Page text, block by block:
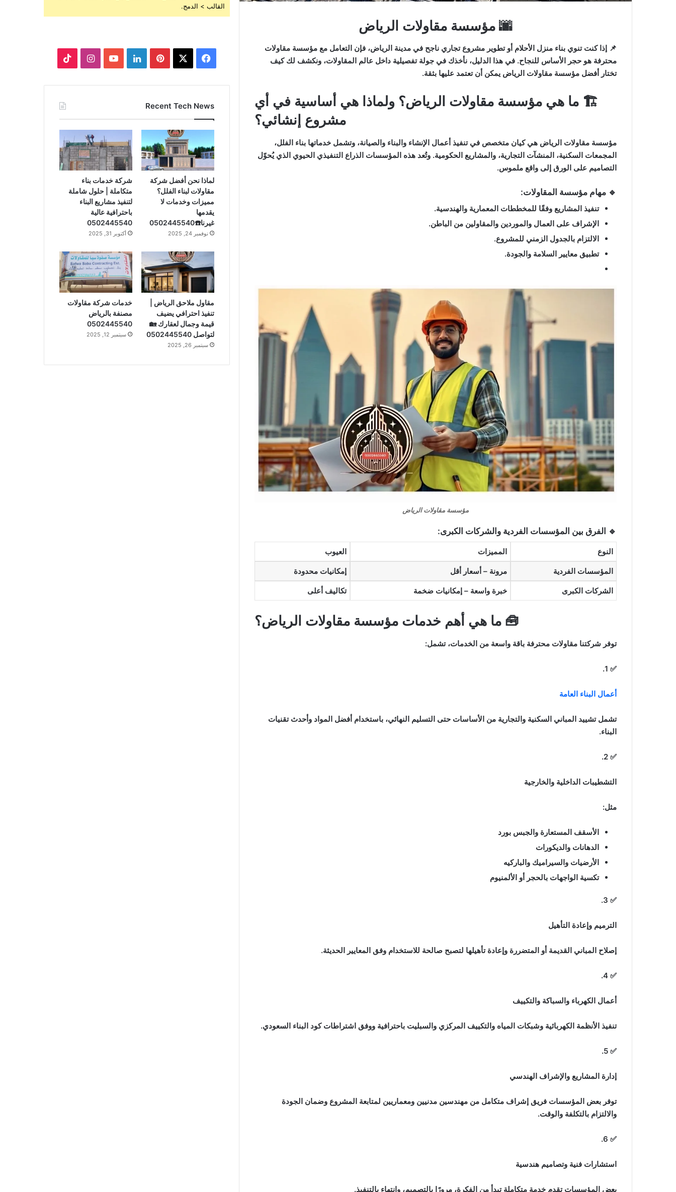
🌆 مؤسسة مقاولات الرياض
📌 إذا كنت تنوي بناء منزل الأحلام أو تطوير مشروع تجاري ناجح في مدينة الرياض، فإن التعامل مع مؤسسة مقاولات
محترفة هو حجر الأساس للنجاح. في هذا الدليل، نأخذك في جولة تفصيلية داخل عالم المقاولات، ونكشف لك كيف
تختار أفضل مؤسسة مقاولات الرياض يمكن أن تعتمد عليها بثقة.
🏗️ ما هي مؤسسة مقاولات الرياض؟ ولماذا هي أساسية في أي
مشروع إنشائي؟
مؤسسة مقاولات الرياض هي كيان متخصص في تنفيذ أعمال الإنشاء والبناء والصيانة، وتشمل خدماتها بناء الفلل،
المجمعات السكنية، المنشآت التجارية، والمشاريع الحكومية. وتُعد هذه المؤسسات الذراع التنفيذي الحيوي الذي يُحوّل
التصاميم على الورق إلى واقع ملموس.
🔹 مهام مؤسسة المقاولات:
تنفيذ المشاريع وفقًا للمخططات المعمارية والهندسية.
الإشراف على العمال والموردين والمقاولين من الباطن.
الالتزام بالجدول الزمني للمشروع.
تطبيق معايير السلامة والجودة.
مؤسسة مقاولات الرياض
🔹 الفرق بين المؤسسات الفردية والشركات الكبرى:
النوع المميزات العيوب
المؤسسات الفردية مرونة – أسعار أقل إمكانيات محدودة
الشركات الكبرى خبرة واسعة – إمكانيات ضخمة تكاليف أعلى
🧰 ما هي أهم خدمات مؤسسة مقاولات الرياض؟
توفر شركتنا مقاولات محترفة باقة واسعة من الخدمات، تشمل:
✅ 1.
أعمال البناء العامة
تشمل تشييد المباني السكنية والتجارية من الأساسات حتى التسليم النهائي، باستخدام أفضل المواد وأحدث تقنيات
البناء.
✅ 2.
التشطيبات الداخلية والخارجية
مثل:
الأسقف المستعارة والجبس بورد
الدهانات والديكورات
الأرضيات والسيراميك والباركيه
تكسية الواجهات بالحجر أو الألمنيوم
✅ 3.
الترميم وإعادة التأهيل
إصلاح المباني القديمة أو المتضررة وإعادة تأهيلها لتصبح صالحة للاستخدام وفق المعايير الحديثة.
✅ 4.
أعمال الكهرباء والسباكة والتكييف
تنفيذ الأنظمة الكهربائية وشبكات المياه والتكييف المركزي والسبليت باحترافية ووفق اشتراطات كود البناء السعودي.
✅ 5.
إدارة المشاريع والإشراف الهندسي
توفر بعض المؤسسات فريق إشراف متكامل من مهندسين مدنيين ومعماريين لمتابعة المشروع وضمان الجودة
والالتزام بالتكلفة والوقت.
✅ 6.
استشارات فنية وتصاميم هندسية
بعض المؤسسات تقدم خدمة متكاملة تبدأ من الفكرة، مرورًا بالتصميم، وانتهاء بالتنفيذ.
القالب > الدمج.
ب
ك
ت
ي
ر
ي
ت
ك
د
إ
ن
u
T
u
b
e
ت
ق
ر
ا
م
k
o
Recent Tech News
لماذا نحن أفضل شركة
مقاولات لبناء الفلل؟
مميزات وخدمات لا
يقدمها
غيرنا☎️0502445540
نوفمبر 24, 2025
شركة خدمات بناء
متكاملة | حلول شاملة
لتنفيذ مشاريع البناء
باحترافية عالية
0502445540
أكتوبر 31, 2025
مقاول ملاحق الرياض |
تنفيذ احترافي يضيف
قيمة وجمال لعقارك 🏡
لتواصل 0502445540
سبتمبر 26, 2025
خدمات شركة مقاولات
مصنفة بالرياض
0502445540
سبتمبر 12, 2025